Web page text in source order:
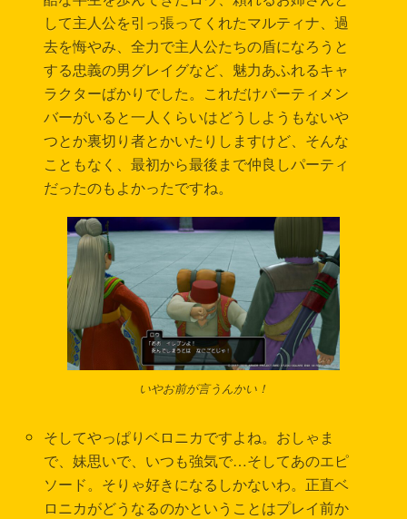
して主人公を引っ張ってくれたマルティナ、過
去を悔やみ、全力で主人公たちの盾になろうと
する忠義の男グレイグなど、魅力あふれるキャ
ラクターばかりでした。これだけパーティメン
バーがいると一人くらいはどうしようもないや
つとか裏切り者とかいたりしますけど、そんな
こともなく、最初から最後まで仲良しパーティ
だったのもよかったですね。
いやお前が言うんかい！
そしてやっぱりベロニカですよね。おしゃま
で、妹思いで、いつも強気で…そしてあのエピ
ソード。そりゃ好きになるしかないわ。正直ベ
ロニカがどうなるのかということはプレイ前か